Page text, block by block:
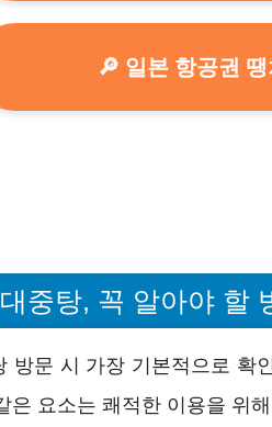
🔎 일본 항공권 땡
중탕, 꼭 알아야 할
방문 시 가장 기본적으로 확
은 요소는 쾌적한 이용을 위